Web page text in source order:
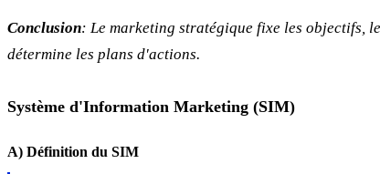
Conclusion: Le marketing stratégique fixe les objectifs,
détermine les plans d'actions.
Système d'Information Marketing (SIM)
A) Définition du SIM